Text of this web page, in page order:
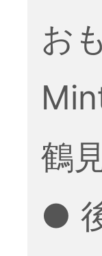
お
鶴
●